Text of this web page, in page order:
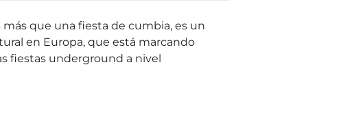
que una fiesta de cumbia, es un
en Europa, que está marcando
fiestas underground a nivel